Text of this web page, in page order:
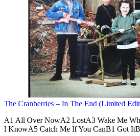
The Cranberries ‎– In The End (Limited
A1 All Over NowA2 LostA3 Wake Me
I KnowA5 Catch Me If You CanB1 Got